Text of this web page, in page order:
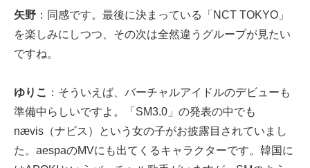
矢野 ：同感です。最後に決まっている「NCT TOKYO」
を楽しみにしつつ、その次は全然違うグループが見たい
ですね。
ゆりこ
：そういえば、バーチャルアイドルのデビューも
準備中らしいですよ。「SM3.0」の発表の中でも
nævis（ナビス）という女の子がお披露目されていまし
た。aespaのMVにも出てくるキャラクターです。韓国に